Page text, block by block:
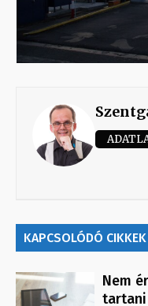
KAPCSOLÓDÓ CIKKEK
Nem